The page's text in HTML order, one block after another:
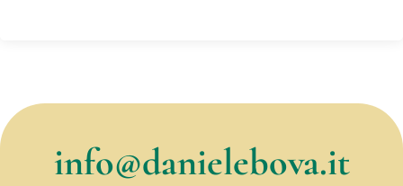
info@danielebova.it